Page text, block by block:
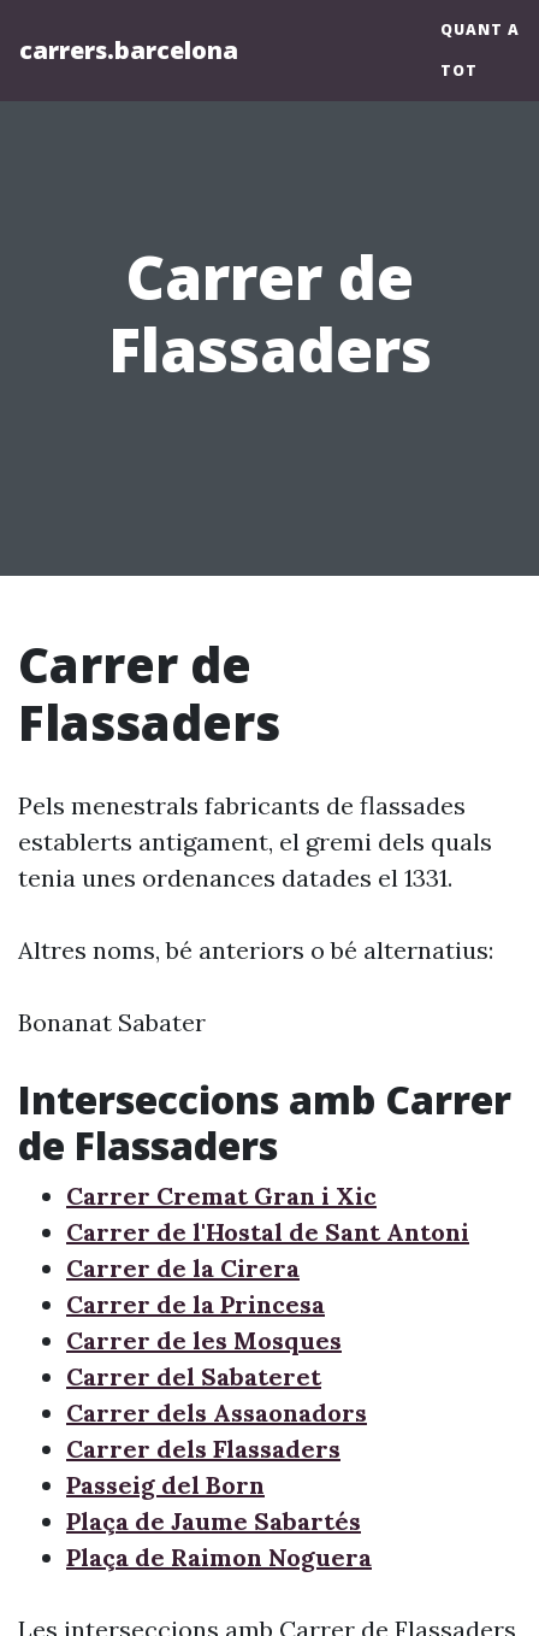
carrers.barcelona
QUANT A
TOT
Carrer de
Flassaders
Carrer de
Flassaders
Pels menestrals fabricants de flassades
establerts antigament, el gremi dels quals
tenia unes ordenances datades el 1331.
Altres noms, bé anteriors o bé alternatius:
Bonanat Sabater
Interseccions amb Carrer
de Flassaders
Carrer Cremat Gran i Xic
Carrer de l'Hostal de Sant Antoni
Carrer de la Cirera
Carrer de la Princesa
Carrer de les Mosques
Carrer del Sabateret
Carrer dels Assaonadors
Carrer dels Flassaders
Passeig del Born
Plaça de Jaume Sabartés
Plaça de Raimon Noguera
Les interseccions amb Carrer de Flassaders